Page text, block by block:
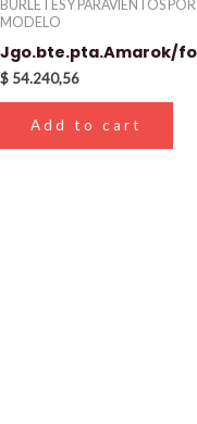
BURLETES Y PARAVIENTOS POR
MODELO
Jgo.bte.pta.Amarok/
$ 54.240,56
Add to cart